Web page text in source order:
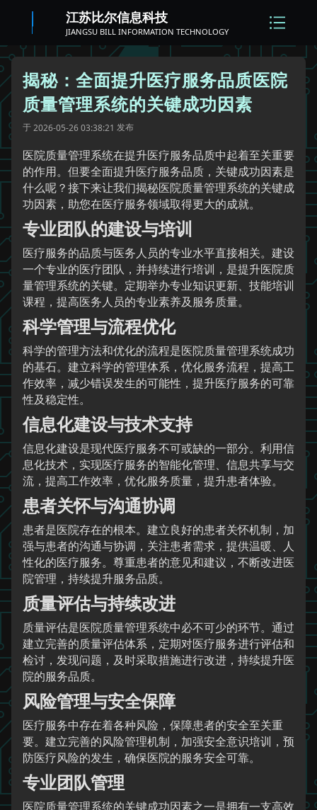
江苏比尔信息科技
JIANGSU BILL INFORMATION TECHNOLOGY
揭秘：全面提升医疗服务品质医院
质量管理系统的关键成功因素
于2026-05-26 03:38:21 发布
医院质量管理系统在提升医疗服务品质中起着至关重要
的作用。但要全面提升医疗服务品质，关键成功因素是
什么呢？接下来让我们揭秘医院质量管理系统的关键成
功因素，助您在医疗服务领域取得更大的成就。
专业团队的建设与培训
医疗服务的品质与医务人员的专业水平直接相关。建设
一个专业的医疗团队，并持续进行培训，是提升医院质
量管理系统的关键。定期举办专业知识更新、技能培训
课程，提高医务人员的专业素养及服务质量。
科学管理与流程优化
科学的管理方法和优化的流程是医院质量管理系统成功
的基石。建立科学的管理体系，优化服务流程，提高工
作效率，减少错误发生的可能性，提升医疗服务的可靠
性及稳定性。
信息化建设与技术支持
信息化建设是现代医疗服务不可或缺的一部分。利用信
息化技术，实现医疗服务的智能化管理、信息共享与交
流，提高工作效率，优化服务质量，提升患者体验。
患者关怀与沟通协调
患者是医院存在的根本。建立良好的患者关怀机制，加
强与患者的沟通与协调，关注患者需求，提供温暖、人
性化的医疗服务。尊重患者的意见和建议，不断改进医
院管理，持续提升服务品质。
质量评估与持续改进
质量评估是医院质量管理系统中必不可少的环节。通过
建立完善的质量评估体系，定期对医疗服务进行评估和
检讨，发现问题，及时采取措施进行改进，持续提升医
院的服务品质。
风险管理与安全保障
医疗服务中存在着各种风险，保障患者的安全至关重
要。建立完善的风险管理机制，加强安全意识培训，预
防医疗风险的发生，确保医院的服务安全可靠。
专业团队管理
医院质量管理系统的关键成功因素之一是拥有一支高效